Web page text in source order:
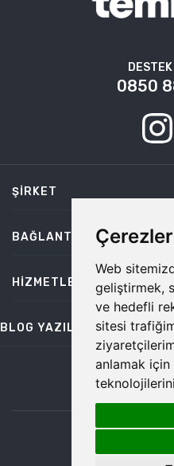
Web
geliştirmek,
ve hedefli
sitesi
anlamak
0850
ŞIRKET
BAĞLANTILAR
HIZMETLER
BLOG YAZILARI
©2026 Temiz,